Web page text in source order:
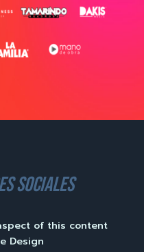
sociales
of this content
Design